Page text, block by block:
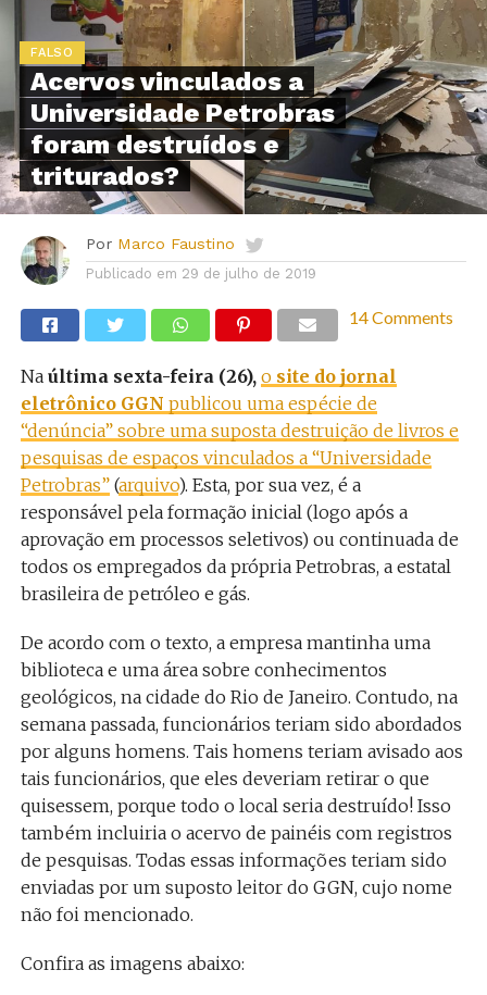
FALSO
Acervos vinculados a
Universidade Petrobras
foram destruídos e
triturados?
Por Marco Faustino
Publicado em 29 de julho de 2019
14 Comments
Na última sexta-feira (26), o site do jornal
eletrônico GGN publicou uma espécie de
“denúncia” sobre uma suposta destruição de livros e
pesquisas de espaços vinculados a “Universidade
Petrobras”(arquivo). Esta, por sua vez, é a
responsável pela formação inicial (logo após a
aprovação em processos seletivos) ou continuada de
todos os empregados da própria Petrobras, a estatal
brasileira de petróleo e gás.
De acordo com o texto, a empresa mantinha uma
biblioteca e uma área sobre conhecimentos
geológicos, na cidade do Rio de Janeiro. Contudo, na
semana passada, funcionários teriam sido abordados
por alguns homens. Tais homens teriam avisado aos
tais funcionários, que eles deveriam retirar o que
quisessem, porque todo o local seria destruído! Isso
também incluiria o acervo de painéis com registros
de pesquisas. Todas essas informações teriam sido
enviadas por um suposto leitor do GGN, cujo nome
não foi mencionado.
Confira as imagens abaixo: